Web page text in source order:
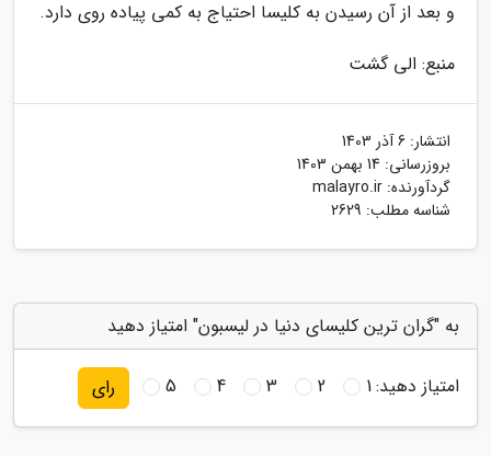
و بعد از آن رسیدن به کلیسا احتیاج به کمی پیاده روی دارد.
منبع: الی گشت
انتشار: 6 آذر 1403
بروزرسانی: 14 بهمن 1403
گردآورنده: malayro.ir
شناسه مطلب: 2629
به "گران ترین کلیسای دنیا در لیسبون" امتیاز دهید
امتیاز دهید:1
2
3
4
5 رای